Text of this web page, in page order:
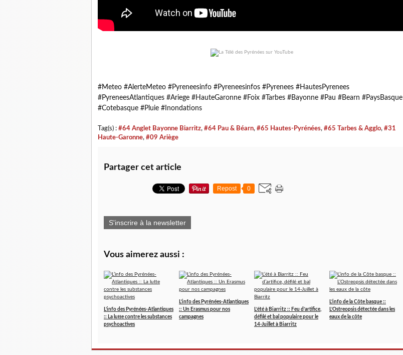
#Meteo #AlerteMeteo #Pyreneesinfo #Pyreneesinfos #Pyrenees #HautesPyrenees
#PyreneesAtlantiques #Ariege #HauteGaronne #Foix #Tarbes #Bayonne #Pau #Bearn #PaysBasque
#Cotebasque #Pluie #Inondations
Tag(s) : #64 Anglet Bayonne Biarritz, #64 Pau & Béarn, #65 Hautes-Pyrénées, #65 Tarbes & Agglo, #31
Haute-Garonne, #09 Ariège
Partager cet article
Repost 0
S'inscrire à la newsletter
Vous aimerez aussi :
L’info des Pyrénées-Atlantiques
:: La lutte contre les substances
psychoactives
L’info des Pyrénées-Atlantiques
:: Un Erasmus pour nos
campagnes
L’été à Biarritz :: Feu d’artifice,
défilé et bal populaire pour le
14-Juillet à Biarritz
L’info de la Côte basque ::
L’Ostreopsis détectée dans les
eaux de la côte